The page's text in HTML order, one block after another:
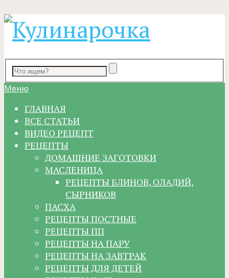
Меню
ГЛАВНАЯ
ВСЕ СТАТЬИ
ВИДЕО РЕЦЕПТ
РЕЦЕПТЫ
ДОМАШНИЕ ЗАГОТОВКИ
МАСЛЕНИЦА
РЕЦЕПТЫ БЛИНОВ, ОЛАДИЙ,
СЫРНИКОВ
ПАСХА
РЕЦЕПТЫ ПОСТНЫЕ
РЕЦЕПТЫ ПП
РЕЦЕПТЫ НА ПАРУ
РЕЦЕПТЫ НА ЗАВТРАК
РЕЦЕПТЫ ДЛЯ ДЕТЕЙ